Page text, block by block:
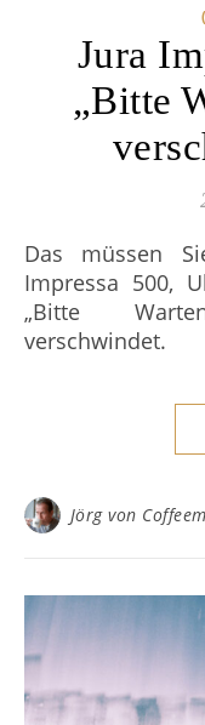
Jura
„Bitte
Das müssen Sie tun, wenn bei Ihrer Jura
Impressa 500,
„Bitte
verschwindet.
Jörg von